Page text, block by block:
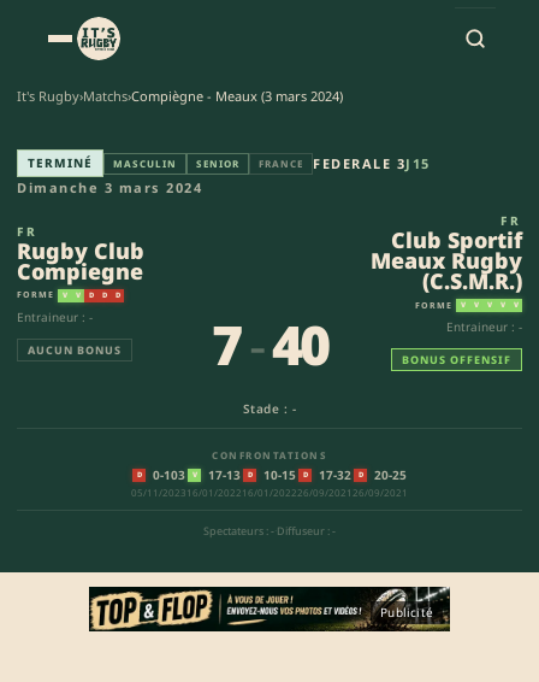
It's Rugby›Matchs›Compiègne - Meaux (3 mars 2024)
Rugby Club Compiegne -
TERMINÉ MASCULIN SENIOR FRANCE FEDERALE 3J15
Dimanche 3 mars 2024
FR
Rugby Club
Compiegne
FORME V V D D D
Entraineur : -
AUCUN BONUS
Stade : -
7-40
CONFRONTATIONS
D 0-103
05/11/2023
V 17-13
16/01/2022
D 10-15
16/01/2022
D 17-32
26/09/2021
D 20-25
26/09/2021
Spectateurs : - Diffuseur : -
FR
Club Sportif
Meaux Rugby
(C.S.M.R.)
FORME V V V V V
Entraineur : -
BONUS OFFENSIF
Publicité